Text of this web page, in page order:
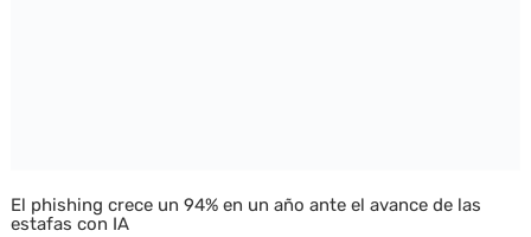
El phishing crece un 94% en un año ante el avance de las
estafas con IA